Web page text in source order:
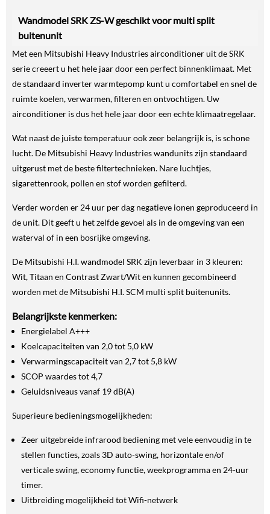
Wandmodel SRK ZS-W geschikt voor multi split
buitenunit
Met een Mitsubishi Heavy Industries airconditioner uit de SRK
serie creeert u het hele jaar door een perfect binnenklimaat. Met
de standaard inverter warmtepomp kunt u comfortabel en snel de
ruimte koelen, verwarmen, filteren en ontvochtigen. Uw
airconditioner is dus het hele jaar door een echte klimaatregelaar.
Wat naast de juiste temperatuur ook zeer belangrijk is, is schone
lucht. De Mitsubishi Heavy Industries wandunits zijn standaard
uitgerust met de beste filtertechnieken. Nare luchtjes,
sigarettenrook, pollen en stof worden gefilterd.
Verder worden er 24 uur per dag negatieve ionen geproduceerd in
de unit. Dit geeft u het zelfde gevoel als in de omgeving van een
waterval of in een bosrijke omgeving.
De Mitsubishi H.I. wandmodel SRK zijn leverbaar in 3 kleuren:
Wit, Titaan en Contrast Zwart/Wit en kunnen gecombineerd
worden met de Mitsubishi H.I. SCM multi split buitenunits.
Belangrijkste kenmerken:
Energielabel A+++
Koelcapaciteiten van 2,0 tot 5,0 kW
Verwarmingscapaciteit van 2,7 tot 5,8 kW
SCOP waardes tot 4,7
Geluidsniveaus vanaf 19 dB(A)
Superieure bedieningsmogelijkheden:
Zeer uitgebreide infrarood bediening met vele eenvoudig in te
stellen functies, zoals 3D auto-swing, horizontale en/of
verticale swing, economy functie, weekprogramma en 24-uur
timer.
Uitbreiding mogelijkheid tot Wifi-netwerk